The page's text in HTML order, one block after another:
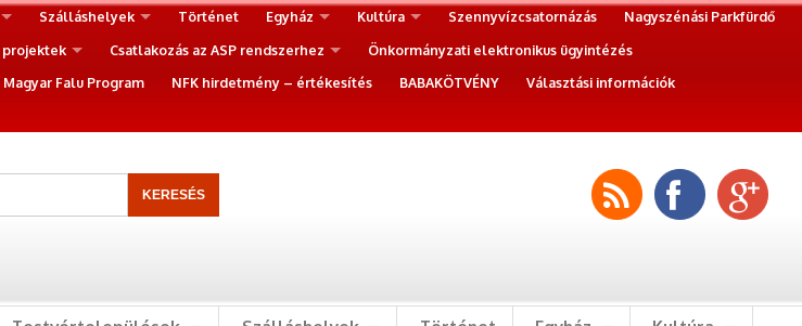
Szálláshelyek Történet Egyház Kultúra Szennyvízcsatornázás
Nagyszénási Parkfürdő
projektek Csatlakozás az ASP rendszerhez
Önkormányzati elektronikus ügyintézés
Magyar Falu Program NFK hirdetmény – értékesítés BABAKÖTVÉNY
Választási információk